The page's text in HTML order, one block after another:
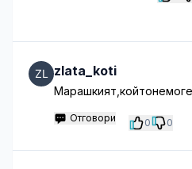
zlata_koti
Отговори 0 0